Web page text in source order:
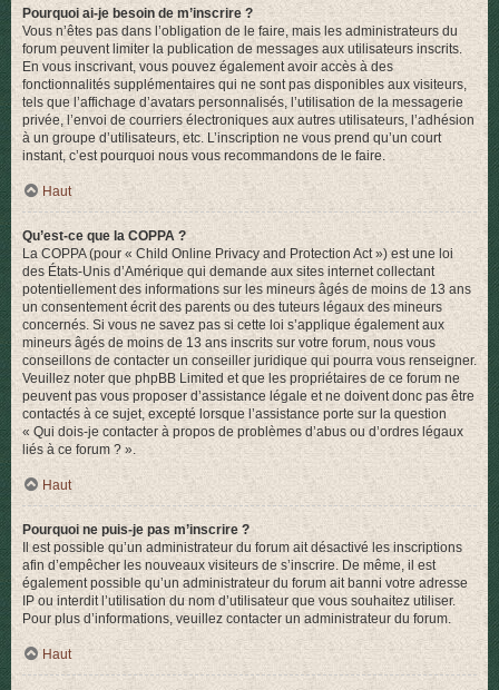
Pourquoi ai-je besoin de m’inscrire ?
Vous n’êtes pas dans l’obligation de le faire, mais les administrateurs du
forum peuvent limiter la publication de messages aux utilisateurs inscrits.
En vous inscrivant, vous pouvez également avoir accès à des
fonctionnalités supplémentaires qui ne sont pas disponibles aux visiteurs,
tels que l’affichage d’avatars personnalisés, l’utilisation de la messagerie
privée, l’envoi de courriers électroniques aux autres utilisateurs, l’adhésion
à un groupe d’utilisateurs, etc. L’inscription ne vous prend qu’un court
instant, c’est pourquoi nous vous recommandons de le faire.
Haut
Qu’est-ce que la COPPA ?
La COPPA (pour « Child Online Privacy and Protection Act ») est une loi
des États-Unis d’Amérique qui demande aux sites internet collectant
potentiellement des informations sur les mineurs âgés de moins de 13 ans
un consentement écrit des parents ou des tuteurs légaux des mineurs
concernés. Si vous ne savez pas si cette loi s’applique également aux
mineurs âgés de moins de 13 ans inscrits sur votre forum, nous vous
conseillons de contacter un conseiller juridique qui pourra vous renseigner.
Veuillez noter que phpBB Limited et que les propriétaires de ce forum ne
peuvent pas vous proposer d’assistance légale et ne doivent donc pas être
contactés à ce sujet, excepté lorsque l’assistance porte sur la question
« Qui dois-je contacter à propos de problèmes d’abus ou d’ordres légaux
liés à ce forum ? ».
Haut
Pourquoi ne puis-je pas m’inscrire ?
Il est possible qu’un administrateur du forum ait désactivé les inscriptions
afin d’empêcher les nouveaux visiteurs de s’inscrire. De même, il est
également possible qu’un administrateur du forum ait banni votre adresse
IP ou interdit l’utilisation du nom d’utilisateur que vous souhaitez utiliser.
Pour plus d’informations, veuillez contacter un administrateur du forum.
Haut